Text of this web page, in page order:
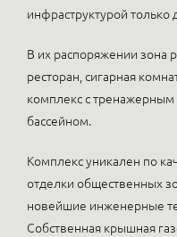
инфраструктурой только
В их распоряжении зона
ресторан, сигарная
комплекс c
бассейном.
Комплекс уникален по
отделки общественных
новейшие инженерные
Собственная крышная